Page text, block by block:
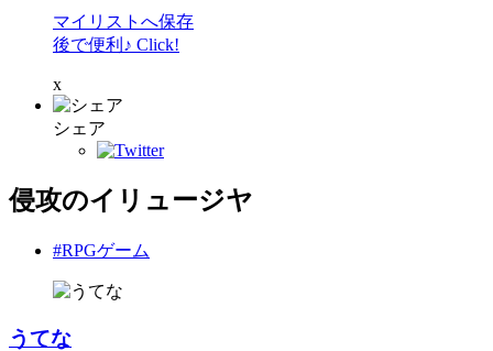
マイリストへ保存
後で便利♪ Click!
x
シェア
侵攻のイリュージヤ
#RPGゲーム
うてな